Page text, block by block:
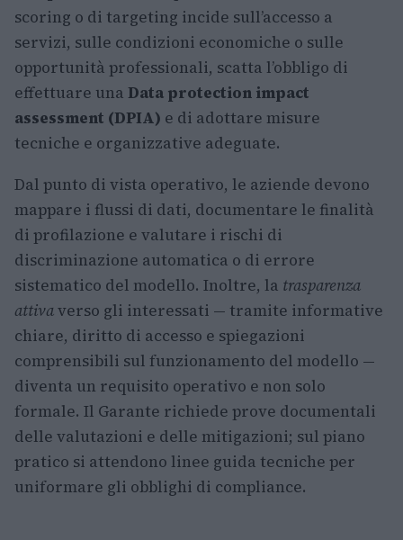
scoring o di targeting incide sull’accesso a
servizi, sulle condizioni economiche o sulle
opportunità professionali, scatta l’obbligo di
effettuare una Data protection impact
assessment (DPIA) e di adottare misure
tecniche e organizzative adeguate.
Dal punto di vista operativo, le aziende devono
mappare i flussi di dati, documentare le finalità
di profilazione e valutare i rischi di
discriminazione automatica o di errore
sistematico del modello. Inoltre, la trasparenza
attivaverso gli interessati — tramite informative
chiare, diritto di accesso e spiegazioni
comprensibili sul funzionamento del modello —
diventa un requisito operativo e non solo
formale. Il Garante richiede prove documentali
delle valutazioni e delle mitigazioni; sul piano
pratico si attendono linee guida tecniche per
uniformare gli obblighi di compliance.